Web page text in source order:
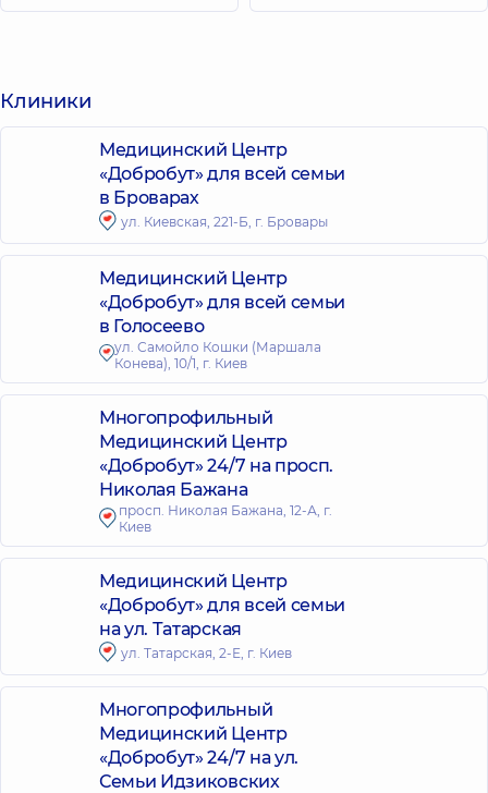
Клиники
Медицинский Центр
«Добробут» для всей семьи
в Броварах
ул. Киевская, 221-Б, г. Бровары
Медицинский Центр
«Добробут» для всей семьи
в Голосеево
ул. Самойло Кошки (Маршала
Конева), 10/1, г. Киев
Многопрофильный
Медицинский Центр
«Добробут» 24/7 на просп.
Николая Бажана
просп. Николая Бажана, 12-А, г.
Киев
Медицинский Центр
«Добробут» для всей семьи
на ул. Татарская
ул. Татарская, 2-Е, г. Киев
Многопрофильный
Медицинский Центр
«Добробут» 24/7 на ул.
Семьи Идзиковских